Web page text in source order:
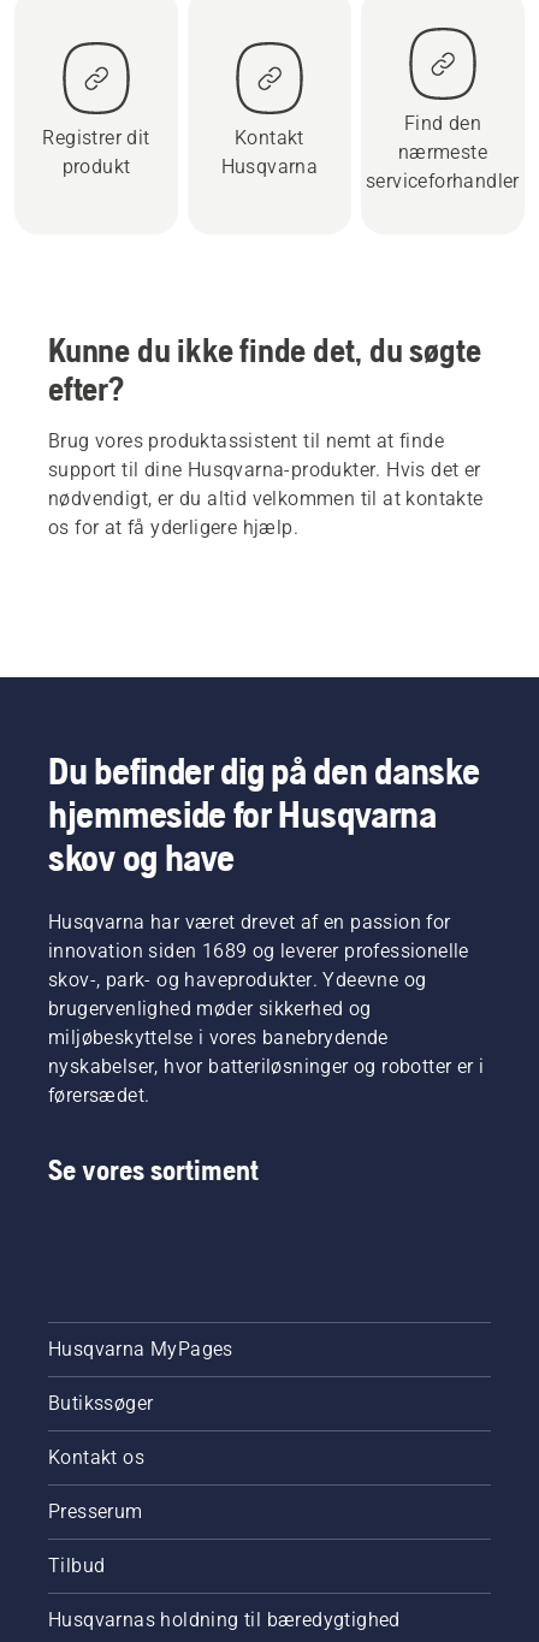
Registrer dit
produkt
Kontakt
Husqvarna
Find den
nærmeste
serviceforhandler
Kunne du ikke finde det, du søgte
efter?
Brug vores produktassistent til nemt at finde
support til dine Husqvarna-produkter. Hvis det er
nødvendigt, er du altid velkommen til at kontakte
os for at få yderligere hjælp.
Du befinder dig på den danske
hjemmeside for Husqvarna
skov og have
Husqvarna har været drevet af en passion for
innovation siden 1689 og leverer professionelle
skov-, park- og haveprodukter. Ydeevne og
brugervenlighed møder sikkerhed og
miljøbeskyttelse i vores banebrydende
nyskabelser, hvor batteriløsninger og robotter er i
førersædet.
Se vores sortiment
Husqvarna MyPages
Butikssøger
Kontakt os
Presserum
Tilbud
Husqvarnas holdning til bæredygtighed